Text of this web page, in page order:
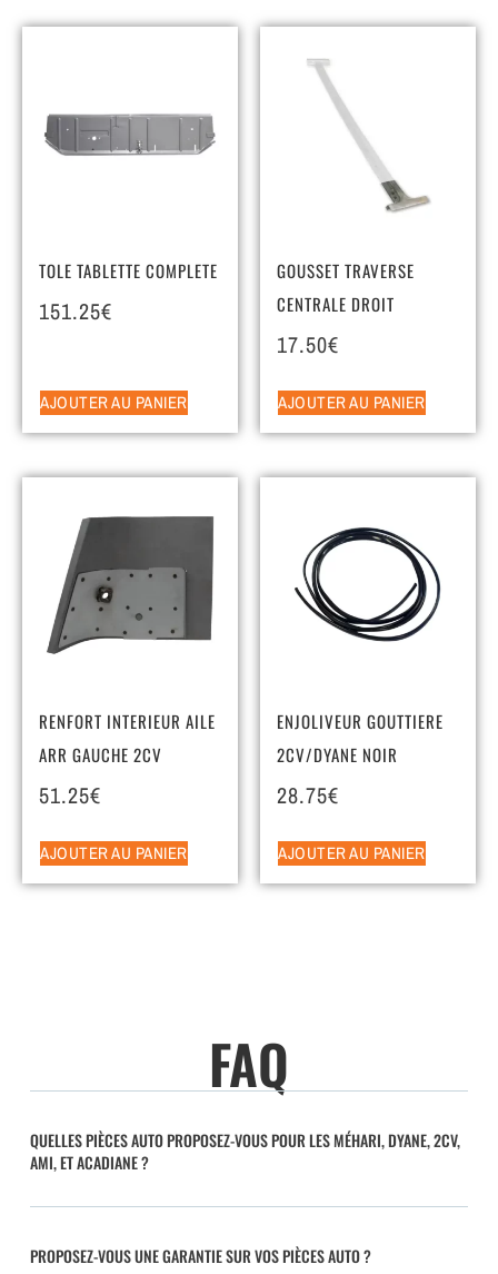
TOLE TABLETTE COMPLETE
151.25€
AJOUTER AU PANIER
GOUSSET TRAVERSE
CENTRALE DROIT
17.50€
AJOUTER AU PANIER
RENFORT INTERIEUR AILE
ARR GAUCHE 2CV
51.25€
AJOUTER AU PANIER
ENJOLIVEUR GOUTTIERE
2CV/DYANE NOIR
28.75€
AJOUTER AU PANIER
FAQ
QUELLES PIÈCES AUTO PROPOSEZ-VOUS POUR LES MÉHARI, DYANE, 2CV,
AMI, ET ACADIANE ?
PROPOSEZ-VOUS UNE GARANTIE SUR VOS PIÈCES AUTO ?